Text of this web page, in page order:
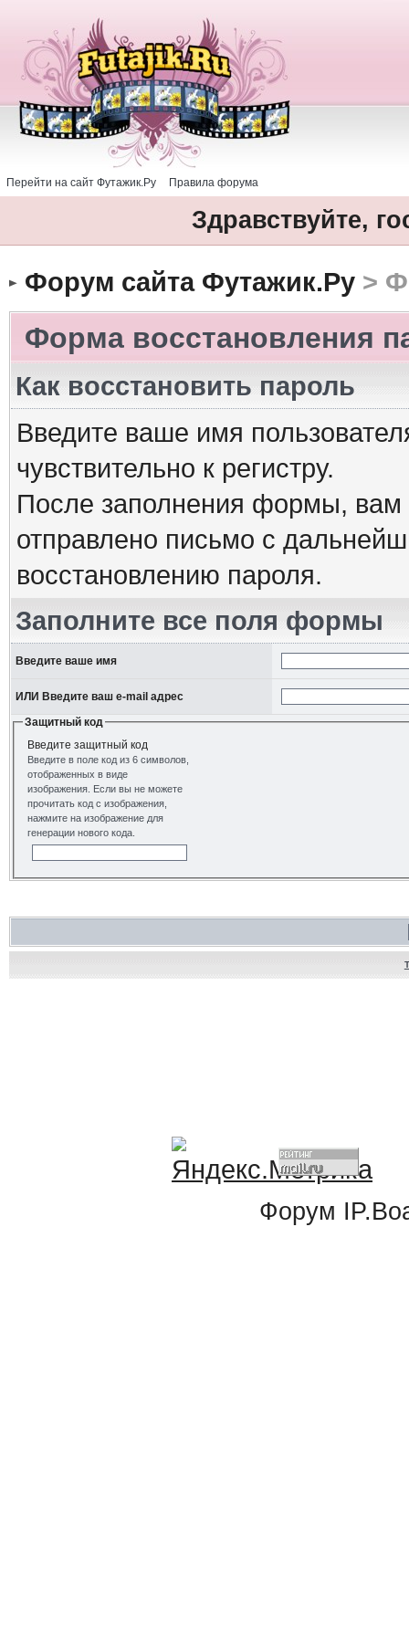
Перейти на сайт Футажик.Ру Правила форума
Здравствуйте,
Форум сайта Футажик.Ру>
Форма восстановления
Как восстановить пароль
Введите ваше имя
чувствительно к регистру.
После заполнения формы, вам
отправлено письмо с
восстановлению пароля.
Заполните все поля формы
Введите ваше имя
ИЛИ Введите ваш e-mail адрес
Защитный код
Введите защитный код
Введите в поле код из 6 символов,
отображенных в виде
изображения. Если вы не можете
прочитать код с изображения,
нажмите на изображение для
генерации нового кода.
Форум